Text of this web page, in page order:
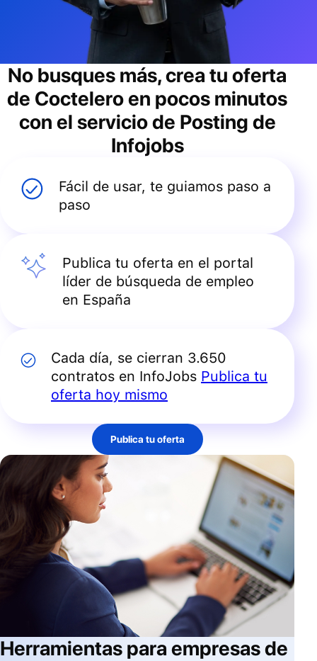
No busques más, crea tu oferta
de Cocteleroen pocos minutos
con el servicio de Posting de
Infojobs
Fácil de usar, te guiamos paso a
paso
Publica tu oferta en el portal
líder de búsqueda de empleo
en España
Cada día, se cierran 3.650
contratos en InfoJobs Publica tu
oferta hoy mismo
Publica tu oferta
Herramientas para empresas de